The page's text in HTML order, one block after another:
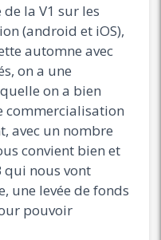
la V1 sur les
(android et iOS),
automne avec
on a une
on a bien
commercialisation
avec un nombre
convient bien et
qui nous vont
une levée de fonds
pouvoir